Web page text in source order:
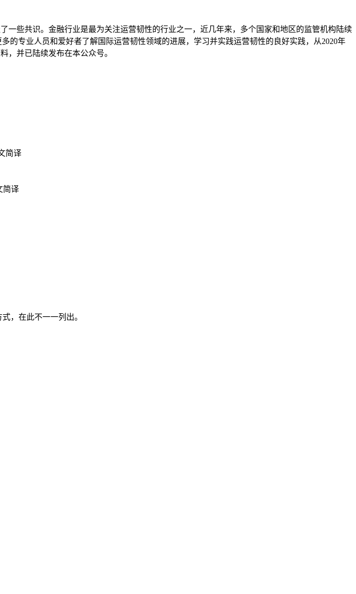
些共识。金融行业是最为关注运营韧性的行业之一，近几年来，多个国家和地区的监管机构陆续
的专业人员和爱好者了解国际运营韧性领域的进展，学习并实践运营韧性的良好实践，从2020年
，并已陆续发布在本公众号。
简译
简译
，在此不一一列出。